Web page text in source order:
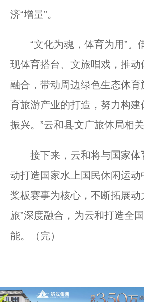
济“增量”。
“文化为魂，体育为用”。
现体育搭台、文旅唱戏，推
融合，带动周边绿色生态体
育旅游产业的打造，努力构
振兴。”云和县文广旅体局相关
接下来，云和将与国家体
动打造国家水上国民休闲运
桨板赛事为核心，不断拓展
旅”深度融合，为云和打造全
能。（完）